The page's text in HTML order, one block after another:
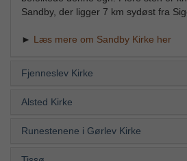
Sandby, der ligger 7 km sydøst fra
► Læs mere om Sandby Kirke her
Fjenneslev Kirke
Alsted Kirke
Runestenene i Gørlev Kirke